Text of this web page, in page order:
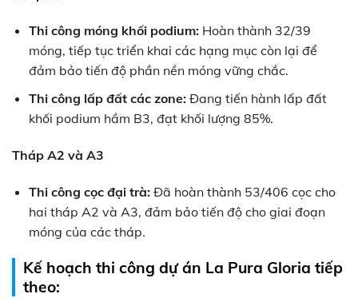
Thi công móng khối podium:Hoàn thành 32/39
móng, tiếp tục triển khai các hạng mục còn lại để
đảm bảo tiến độ phần nền móng vững chắc.
Thi công lấp đất các zone:Đang tiến hành lấp đất
khối podium hầm B3, đạt khối lượng 85%.
Tháp A2 và A3
Thi công cọc đại trà:Đã hoàn thành 53/406 cọc cho
hai tháp A2 và A3, đảm bảo tiến độ cho giai đoạn
móng của các tháp.
Kế hoạch thi công dự án La Pura Gloria tiếp
theo: